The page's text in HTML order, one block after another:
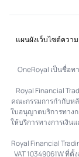
แผนผังเว็บไซต์ควา
OneRoyal เป็นชื่อ
Royal Financial
คณะกรรมการกำกับหลั
ใบอนุญาตบริการทางก
ให้บริการทางการเงิน
Royal Financial
VAT 10349061W ที่